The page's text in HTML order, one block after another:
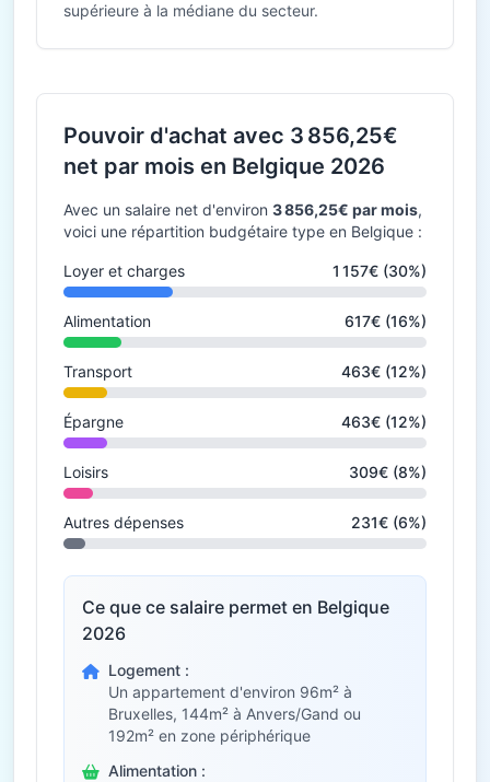
supérieure à la médiane du secteur.
Pouvoir d'achat avec 3 856,25€
net par mois en Belgique 2026
Avec un salaire net d'environ 3 856,25€ par mois,
voici une répartition budgétaire type en Belgique :
Loyer et charges 1 157€ (30%)
Alimentation 617€ (16%)
Transport 463€ (12%)
Épargne 463€ (12%)
Loisirs 309€ (8%)
Autres dépenses 231€ (6%)
Ce que ce salaire permet en Belgique
2026
Logement :
Un appartement d'environ 96m² à
Bruxelles, 144m² à Anvers/Gand ou
192m² en zone périphérique
Alimentation :